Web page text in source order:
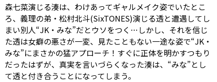
森七菜演じる湊は、わけあってギャルメイク姿でいたとこ
ろ、義理の弟・松村北斗(SixTONES)演じる透と遭遇してし
まい別人“JK・みな”だとウソをつく…しかし、それを信じ
た透は女癖の悪さが一変、見たこともない一途な姿で“JK・
みな”にまさかの猛アプローチ！すぐに正体を明かすつもり
だったはずが、真実を言いづらくなった湊は、“みな”とし
て透と付き合うことになってしまう。